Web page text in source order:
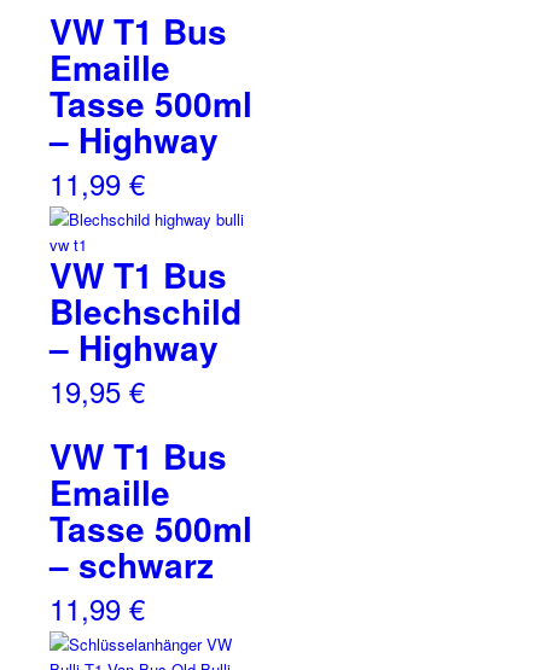
VW T1 Bus
Emaille
Tasse 500ml
– Highway
11,99 €
VW T1 Bus
Blechschild
– Highway
19,95 €
VW T1 Bus
Emaille
Tasse 500ml
– schwarz
11,99 €